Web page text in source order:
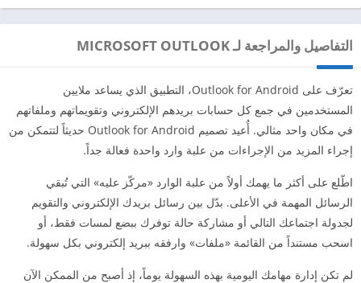
التفاصيل والمراجعة لـ MICROSOFT OUTLOOK
تعرّف على Outlook for Android، التطبيق الذي يساعد ملايين
المستخدمين في جمع كل حسابات بريدهم الإلكتروني وتقويماتهم وملفاتهم
في مكان واحد مثالي. أُعيد تصميم Outlook for Android حديثاً لتتمكن من
إجراء المزيد من الإجراءات من علبة وارد واحدة فعالة جداً.
اطّلع على أكثر ما يهمك أولاً من علبة الوارد «مركّز عليه» التي تُبقي
الرسائل المهمة في الأعلى. بدّل بين رسائل بريدك الإلكتروني والتقويم
لجدولة اجتماعك التالي أو مشاركة حالة توفرك ببضع لمسات فقط، أو
اسحب مستنداً من القائمة «ملفات» وارفقه ببريد إلكتروني بكل سهولة.
لم تكن إدارة مهامك اليومية بهذه السهولة يوماً، إذ أصبح من الممكن الآن